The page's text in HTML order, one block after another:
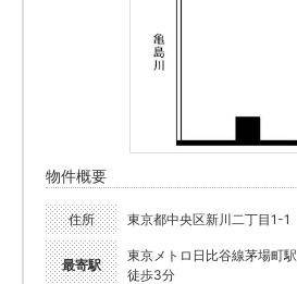
物件概要
住所 東京都中央区新川二丁目1-1
最寄駅
東京メトロ日比谷線茅場町駅
徒歩3分